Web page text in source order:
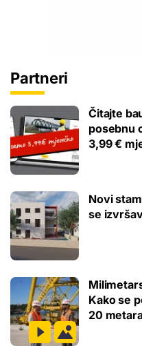
Partneri
Čitajte
posebnu
3,99 €
Novi
se
Kako se
20